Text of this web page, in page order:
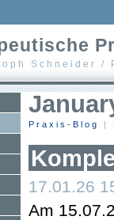
Schneider /
Praxis-Blog |
17.01.26
Am